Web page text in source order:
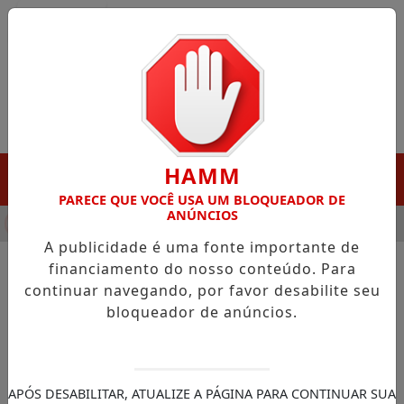
DESTAQUE EM PORTO GRANDE COM ATUAÇÃO VOLTADA
NOTÍCIAS/GOVERNO DO AMAPÁ
Clécio abre agenda
Residência com embaixadora
HAMM
PARECE QUE VOCÊ USA UM BLOQUEADOR DE
ANÚNCIOS
A publicidade é uma fonte importante de
financiamento do nosso conteúdo. Para
continuar navegando, por favor desabilite seu
bloqueador de anúncios.
APÓS DESABILITAR, ATUALIZE A PÁGINA PARA CONTINUAR SUA